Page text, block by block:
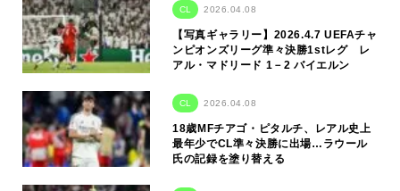
CL 2026.04.08
【写真ギャラリー】2026.4.7 UEFAチャ
ンピオンズリーグ準々決勝1stレグ レ
アル・マドリード 1－2 バイエルン
CL 2026.04.08
18歳MFチアゴ・ピタルチ、レアル史上
最年少でCL準々決勝に出場…ラウール
氏の記録を塗り替える